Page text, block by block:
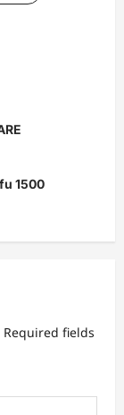
1500
Required fields